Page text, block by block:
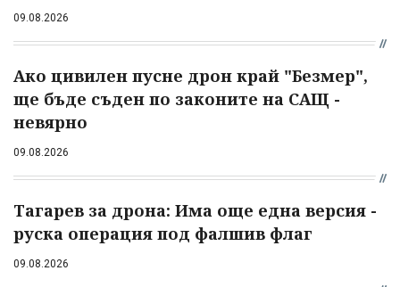
09.08.2026
Ако цивилен пусне дрон край "Безмер",
ще бъде съден по законите на САЩ -
невярно
09.08.2026
Тагарев за дрона: Има още една версия -
руска операция под фалшив флаг
09.08.2026